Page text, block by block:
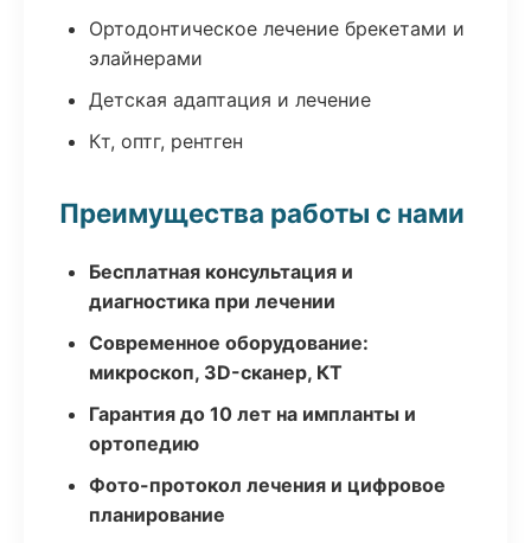
Ортодонтическое лечение брекетами и
элайнерами
Детская адаптация и лечение
Кт, оптг, рентген
Преимущества работы с нами
Бесплатная консультация и
диагностика при лечении
Современное оборудование:
микроскоп, 3D-сканер, КТ
Гарантия до 10 лет на импланты и
ортопедию
Фото-протокол лечения и цифровое
планирование